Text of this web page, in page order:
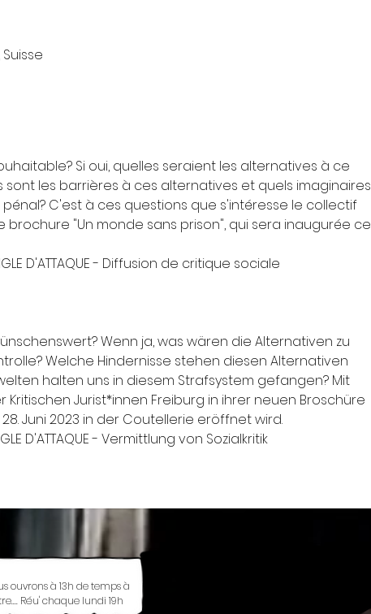
Si oui, quelles seraient les alternatives à ce
les barrières à ces alternatives et quels imaginaires
C'est à ces questions que s'intéresse le collectif
"Un monde sans prison", qui sera inaugurée ce
D'ATTAQUE - Diffusion de critique sociale
Wenn ja, was wären die Alternativen zu
Welche Hindernisse stehen diesen Alternativen
halten uns in diesem Strafsystem gefangen? Mit
Jurist*innen Freiburg in ihrer neuen Broschüre
Juni 2023 in der Coutellerie eröffnet wird.
D'ATTAQUE - Vermittlung von Sozialkritik
ouvrons à 13h de temps à
Réu' chaque lundi 19h